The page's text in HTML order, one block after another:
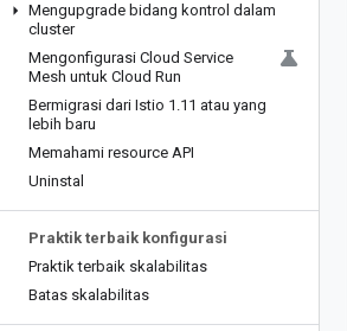
Mengupgrade bidang kontrol dalam
cluster
Mengonfigurasi Cloud Service
Mesh untuk Cloud Run
Bermigrasi dari Istio 1 .11 atau yang
lebih baru
Memahami resource API
Uninstal
Praktik terbaik konfigurasi
Praktik terbaik skalabilitas
Batas skalabilitas